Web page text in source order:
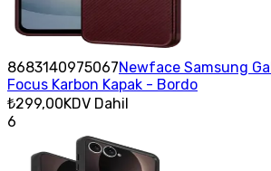
8683140975067Newface Samsung
Focus Karbon Kapak - Bordo
₺299,00KDV Dahil
6